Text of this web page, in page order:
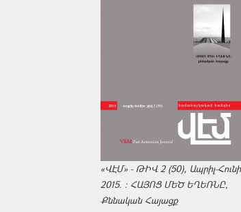
«ՎԷՄ» - ԹԻՎ 2 (50), Ապրիլ-
2015. : ՀԱՅՈՑ ՄԵԾ ԵՂԵՌՆԸ,
Քննական Հայացք